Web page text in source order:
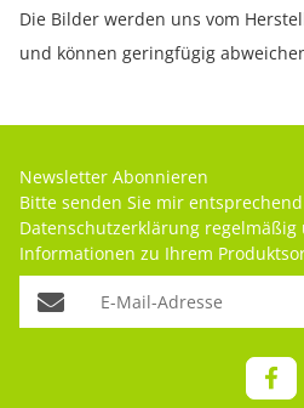
Die Bilder werden uns vom
und können geringfügig
Newsletter Abonnieren
Bitte senden Sie mir
Datenschutzerklärung
Informationen zu Ihrem